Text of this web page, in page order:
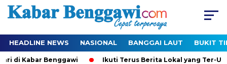
HEADLINE NEWS NASIONAL BANGGAI LAUT BUKIT
Kabar Benggawi Ikuti Terus Berita Lokal yang Ter-